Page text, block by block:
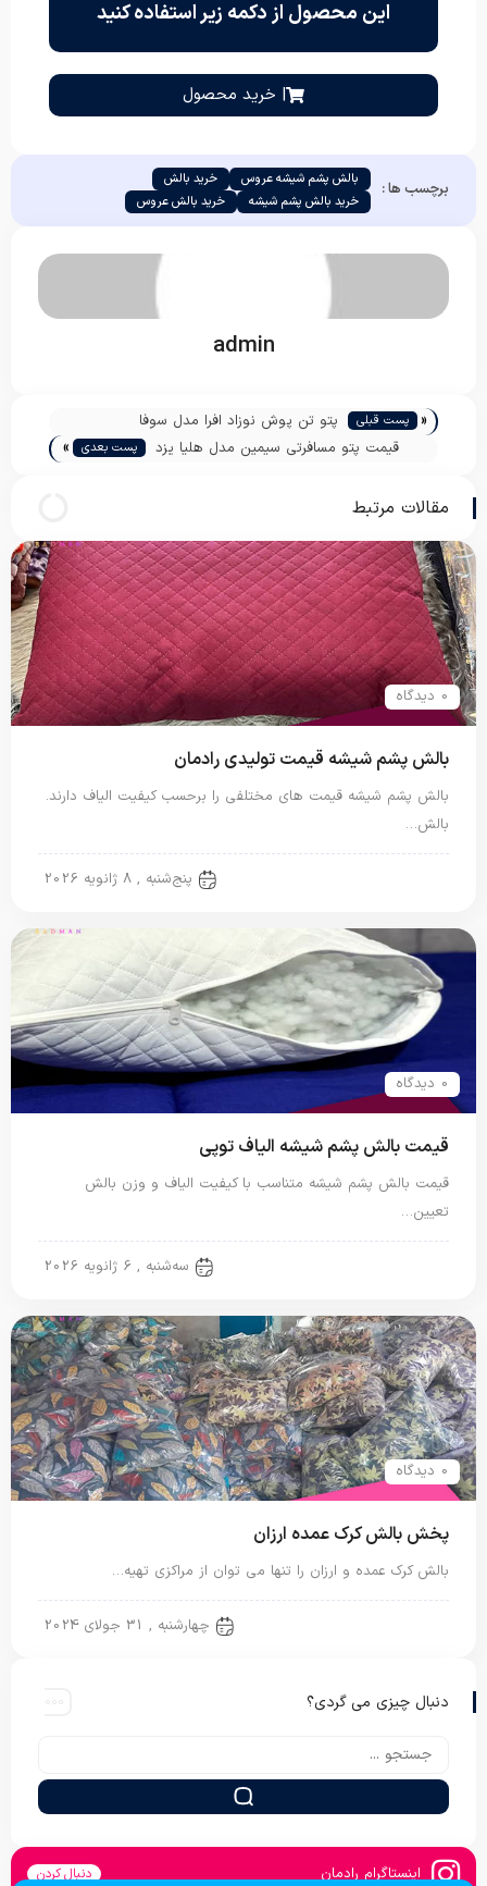
این محصول از دکمه زیر استفاده کنید
| خرید محصول
برچسب ها : بالش پشم شیشه عروس
خرید بالش
خرید بالش پشم شیشه
خرید بالش عروس
admin
« پست قبلی
پتو تن پوش نوزاد افرا مدل سوفا
قیمت پتو مسافرتی سیمین مدل هلیا یزد
پست بعدی »
مقالات مرتبط
0 دیدگاه
بالش پشم شیشه قیمت تولیدی رادمان
بالش پشم شیشه قیمت های مختلفی را برحسب کیفیت الیاف دارند.
بالش…
پنج‌شنبه , 8 ژانویه 2026
0 دیدگاه
قیمت بالش پشم شیشه الیاف توپی
قیمت بالش پشم شیشه متناسب با کیفیت الیاف و وزن بالش
تعیین…
سه‌شنبه , 6 ژانویه 2026
0 دیدگاه
پخش بالش کرک عمده ارزان
بالش کرک عمده و ارزان را تنها می توان از مراکزی تهیه…
چهارشنبه , 31 جولای 2024
دنبال چیزی می گردی؟
اینستاگرام رادمان دنبال کردن